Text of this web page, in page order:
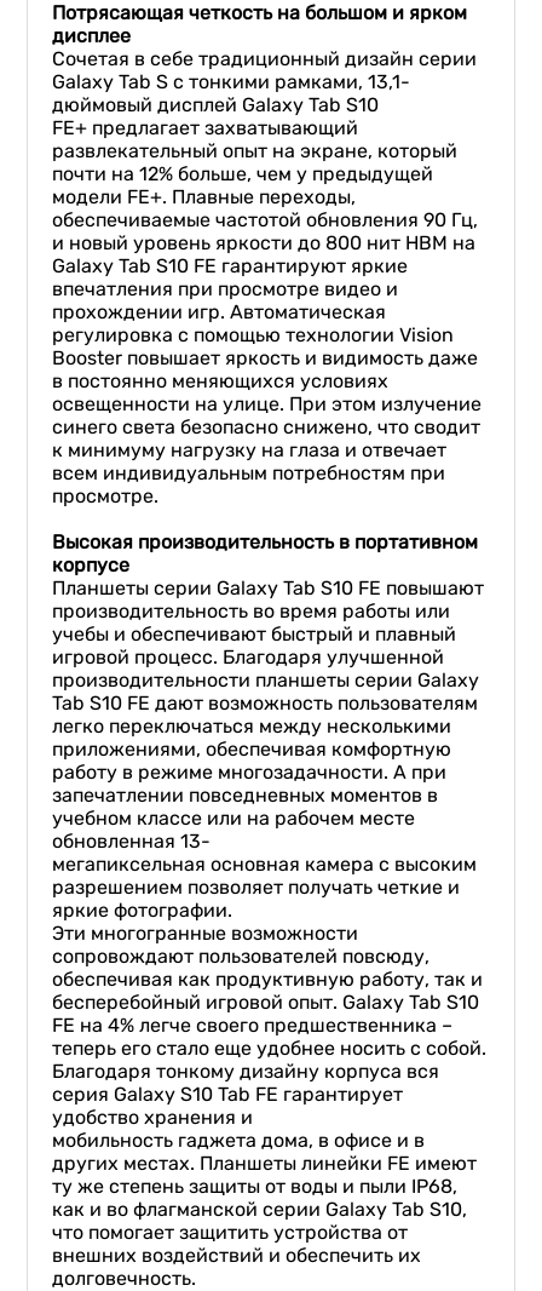
Потрясающая четкость на большом и ярком
дисплее
Сочетая в себе традиционный дизайн серии
Galaxy Tab S с тонкими рамками, 13,1-
дюймовый дисплей Galaxy Tab S10
FE+ предлагает захватывающий
развлекательный опыт на экране, который
почти на 12% больше, чем у предыдущей
модели FE+. Плавные переходы,
обеспечиваемые частотой обновления 90 Гц,
и новый уровень яркости до 800 нит HBM на
Galaxy Tab S10 FE гарантируют яркие
впечатления при просмотре видео и
прохождении игр. Автоматическая
регулировка с помощью технологии Vision
Booster повышает яркость и видимость даже
в постоянно меняющихся условиях
освещенности на улице. При этом излучение
синего света безопасно снижено, что сводит
к минимуму нагрузку на глаза и отвечает
всем индивидуальным потребностям при
просмотре.
Высокая производительность в портативном
корпусе
Планшеты серии Galaxy Tab S10 FE повышают
производительность во время работы или
учебы и обеспечивают быстрый и плавный
игровой процесс. Благодаря улучшенной
производительности планшеты серии Galaxy
Tab S10 FE дают возможность пользователям
легко переключаться между несколькими
приложениями, обеспечивая комфортную
работу в режиме многозадачности. А при
запечатлении повседневных моментов в
учебном классе или на рабочем месте
обновленная 13-
мегапиксельная основная камера с высоким
разрешением позволяет получать четкие и
яркие фотографии.
Эти многогранные возможности
сопровождают пользователей повсюду,
обеспечивая как продуктивную работу, так и
бесперебойный игровой опыт. Galaxy Tab S10
FE на 4% легче своего предшественника –
теперь его стало еще удобнее носить с собой.
Благодаря тонкому дизайну корпуса вся
серия Galaxy S10 Tab FE гарантирует
удобство хранения и
мобильность гаджета дома, в офисе и в
других местах. Планшеты линейки FE имеют
ту же степень защиты от воды и пыли IP68,
как и во флагманской серии Galaxy Tab S10,
что помогает защитить устройства от
внешних воздействий и обеспечить их
долговечность.